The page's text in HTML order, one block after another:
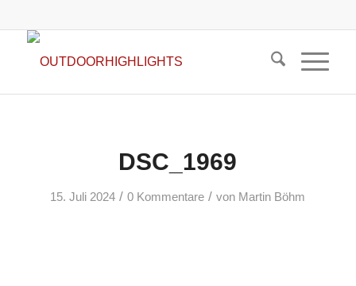
DSC_1969
15. Juli 2024 / 0 Kommentare / von Martin Böhm